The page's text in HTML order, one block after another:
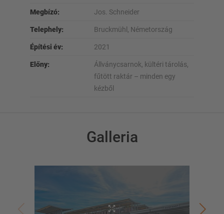
Megbízó: Jos. Schneider
Telephely: Bruckmühl, Németország
Építési év: 2021
Előny:
Állványcsarnok, kültéri tárolás,
fűtött raktár – minden egy
kézből
Galleria